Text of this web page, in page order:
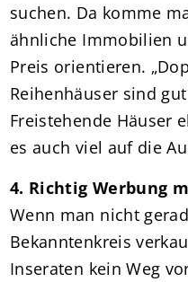
suchen. Da komme
ähnliche Immobilien
Preis orientieren.
Reihenhäuser sind
Freistehende Häuser
es auch viel auf die
4. Richtig Werbung
Wenn man nicht
Bekanntenkreis
Inseraten kein Weg